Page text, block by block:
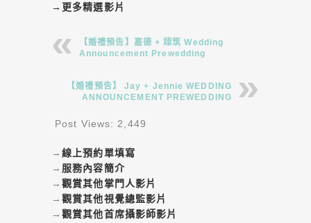
→ 更多精選影片
【婚禮預告】嘉德 + 翊筑 Wedding
Announcement Prewedding
【婚禮預告】 Jay + Jennie WEDDING
ANNOUNCEMENT PREWEDDING
Post Views: 2,449
→線上預約單填寫
→ 服務內容簡介
→觀賞其他掌門人影片
→觀賞其他視覺總監影片
→觀賞其他首席攝影師影片